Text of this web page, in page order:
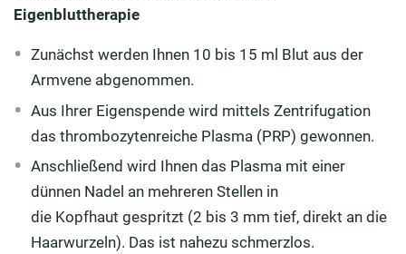
Eigenbluttherapie
Zunächst werden Ihnen 10 bis 15 ml Blut aus der
Armvene abgenommen.
Aus Ihrer Eigenspende wird mittels Zentrifugation
das thrombozytenreiche Plasma (PRP) gewonnen.
Anschließend wird Ihnen das Plasma mit einer
dünnen Nadel an mehreren Stellen in
die Kopfhaut gespritzt (2 bis 3 mm tief, direkt an die
Haarwurzeln). Das ist nahezu schmerzlos.